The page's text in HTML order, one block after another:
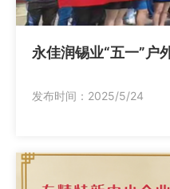
永佳润锡业“五一”户
发布时间：2025/5/24